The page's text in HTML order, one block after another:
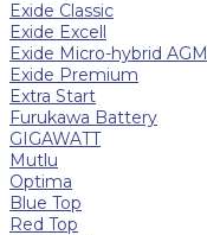
Exide Classic
Exide Excell
Exide Micro-hybrid AGM
Exide Premium
Extra Start
Furukawa Battery
GIGAWATT
Mutlu
Optima
Blue Top
Red Top